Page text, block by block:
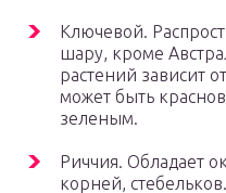
Ключевой.
шару, кроме
растений зависит
может быть
зеленым.
Риччия. Обладает
корней,